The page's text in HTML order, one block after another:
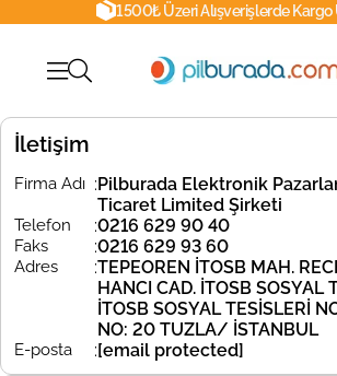
1500₺ Üzeri Alışverişlerde Kargo
İletişim
Firma Adı :Pilburada Elektronik
Ticaret Limited Şirketi
Telefon :0216 629 90 40
Faks :0216 629 93 60
Adres :TEPEOREN İTOSB MAH.
HANCI CAD. İTOSB SOSYAL
İTOSB SOSYAL TESİSLERİ
NO: 20 TUZLA/ İSTANBUL
E-posta :[email protected]